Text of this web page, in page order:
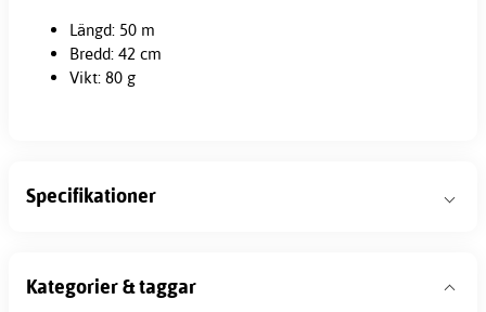
Längd: 50 m
Bredd: 42 cm
Vikt: 80 g
Specifikationer
Kategorier & taggar